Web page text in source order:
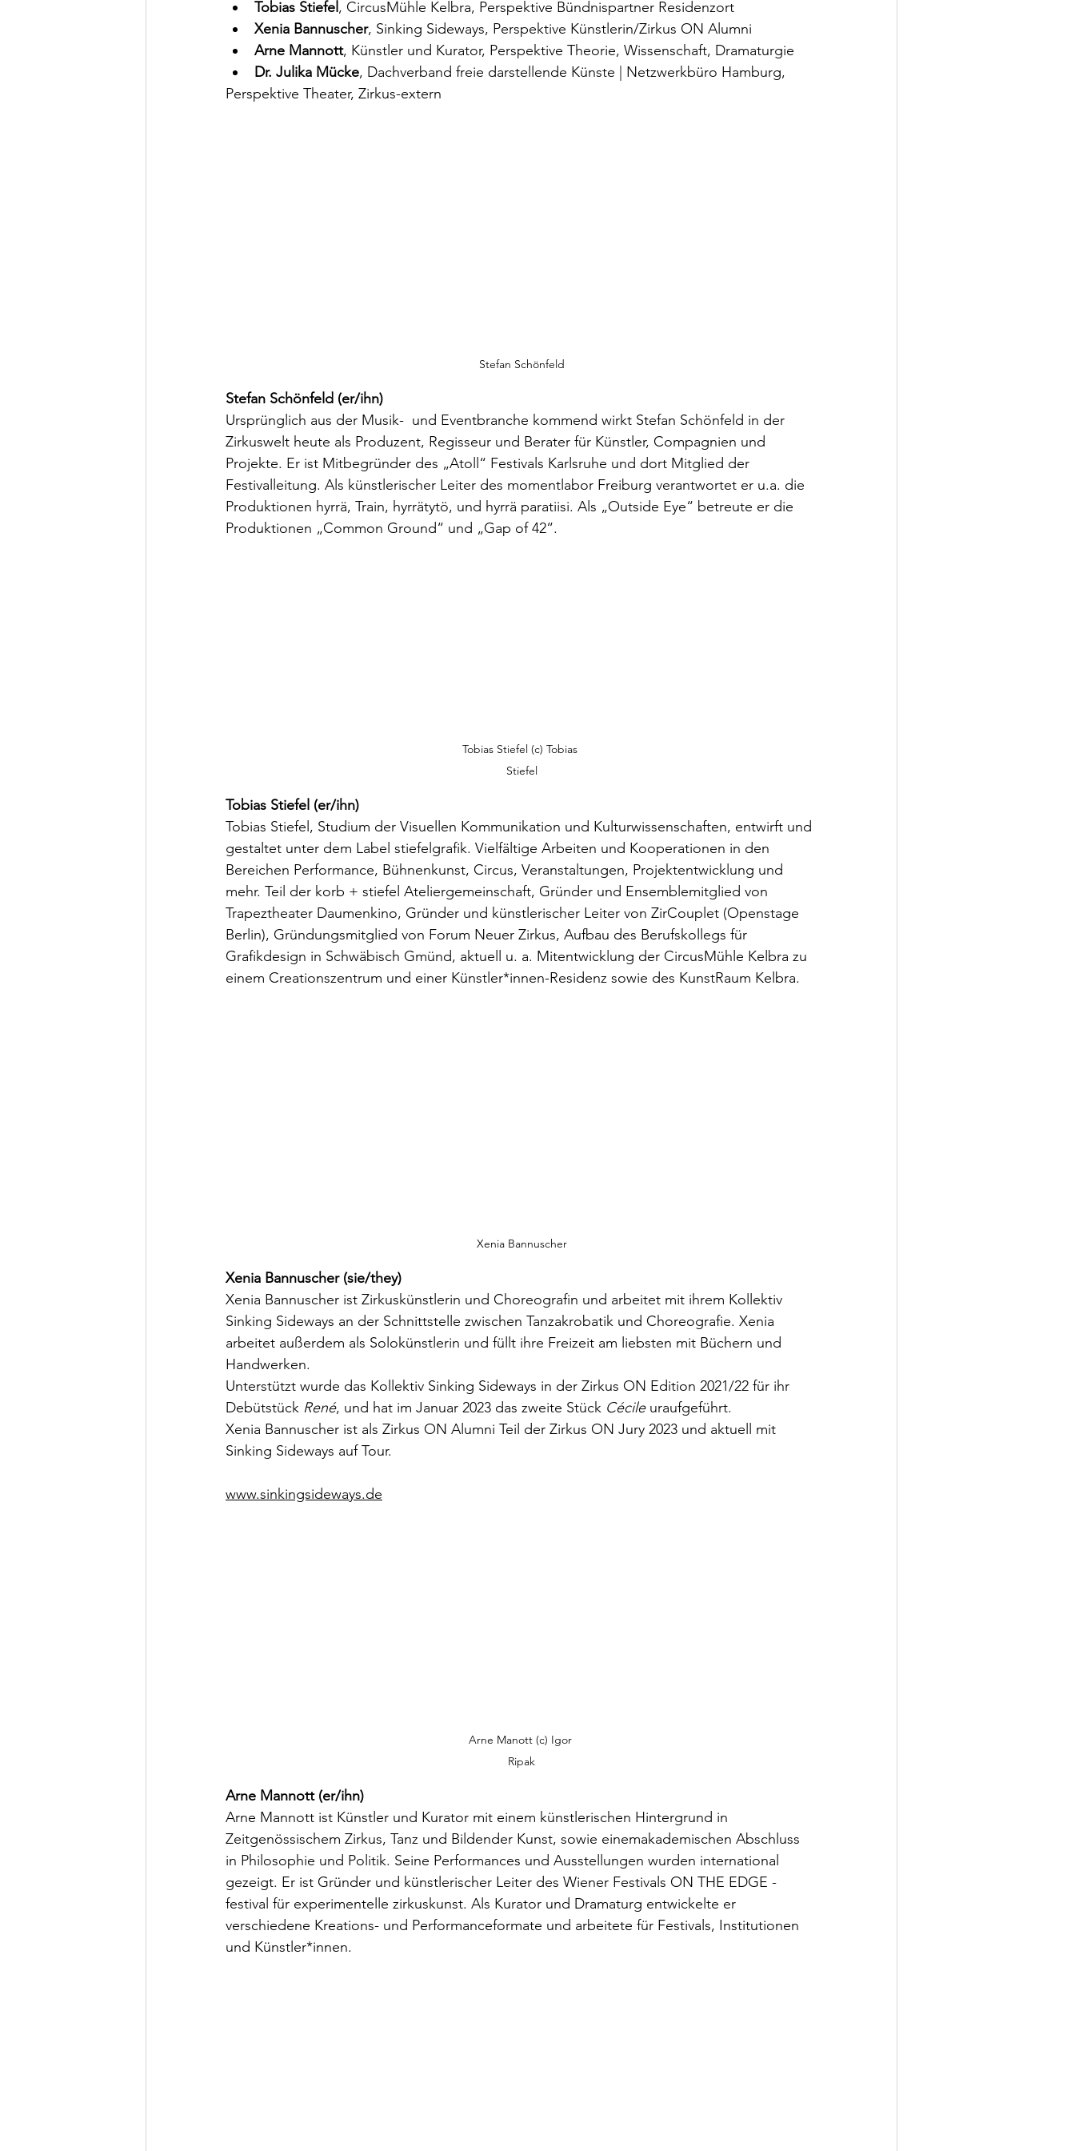
Tobias Stiefel , CircusMühle Kelbra, Perspektive Bündnispartner Residenzort
Xenia Bannuscher, Sinking Sideways, Perspektive Künstlerin/Zirkus ON Alumni
Arne Mannott, Künstler und Kurator, Perspektive Theorie, Wissenschaft, Dramaturgie
Dr. Julika Mücke, Dachverband freie darstellende Künste | Netzwerkbüro Hamburg,
Perspektive Theater, Zirkus-extern
Stefan Schönfeld
Stefan Schönfeld (er/ihn)
Ursprünglich aus der Musik-  und Eventbranche kommend wirkt Stefan Schönfeld in der
Zirkuswelt heute als Produzent, Regisseur und Berater für Künstler, Compagnien und
Projekte. Er ist Mitbegründer des „Atoll“ Festivals Karlsruhe und dort Mitglied der
Festivalleitung. Als künstlerischer Leiter des momentlabor Freiburg verantwortet er u.a. die
Produktionen hyrrä, Train, hyrrätytö, und hyrrä paratiisi. Als „Outside Eye“ betreute er die
Produktionen „Common Ground“ und „Gap of 42“.
Tobias Stiefel (c) Tobias
Stiefel
Tobias Stiefel (er/ihn)
Tobias Stiefel, Studium der Visuellen Kommunikation und Kulturwissenschaften, entwirft und
gestaltet unter dem Label stiefelgrafik. Vielfältige Arbeiten und Kooperationen in den
Bereichen Performance, Bühnenkunst, Circus, Veranstaltungen, Projektentwicklung und
mehr. Teil der korb + stiefel Ateliergemeinschaft, Gründer und Ensemblemitglied von
Trapeztheater Daumenkino, Gründer und künstlerischer Leiter von ZirCouplet (Openstage
Berlin), Gründungsmitglied von Forum Neuer Zirkus, Aufbau des Berufskollegs für
Grafikdesign in Schwäbisch Gmünd, aktuell u. a. Mitentwicklung der CircusMühle Kelbra zu
einem Creationszentrum und einer Künstler*innen-Residenz sowie des KunstRaum Kelbra.
Xenia Bannuscher
Xenia Bannuscher (sie/they)
Xenia Bannuscher ist Zirkuskünstlerin und Choreografin und arbeitet mit ihrem Kollektiv
Sinking Sideways an der Schnittstelle zwischen Tanzakrobatik und Choreografie. Xenia
arbeitet außerdem als Solokünstlerin und füllt ihre Freizeit am liebsten mit Büchern und
Handwerken.
Unterstützt wurde das Kollektiv Sinking Sideways in der Zirkus ON Edition 2021/22 für ihr
Debütstück René, und hat im Januar 2023 das zweite Stück Cécile uraufgeführt.
Xenia Bannuscher ist als Zirkus ON Alumni Teil der Zirkus ON Jury 2023 und aktuell mit
Sinking Sideways auf Tour.
www.sinkingsideways.de
Arne Manott (c) Igor
Ripak
Arne Mannott (er/ihn)
Arne Mannott ist Künstler und Kurator mit einem künstlerischen Hintergrund in
Zeitgenössischem Zirkus, Tanz und Bildender Kunst, sowie einemakademischen Abschluss
in Philosophie und Politik. Seine Performances und Ausstellungen wurden international
gezeigt. Er ist Gründer und künstlerischer Leiter des Wiener Festivals ON THE EDGE -
festival für experimentelle zirkuskunst. Als Kurator und Dramaturg entwickelte er
verschiedene Kreations- und Performanceformate und arbeitete für Festivals, Institutionen
und Künstler*innen.